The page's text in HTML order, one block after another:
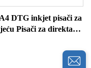
DTG inkjet pisači za
Pisači za direktan